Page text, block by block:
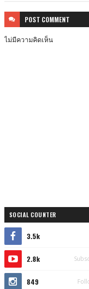
POST COMMENT
ไม่มีความคิดเห็น
SOCIAL COUNTER
3.5k
2.8k
849